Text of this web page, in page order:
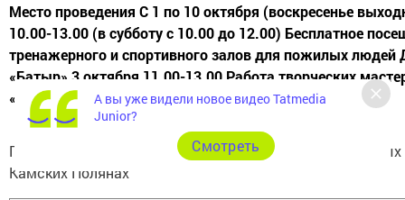
Место проведения С 1 по 10 октября (воскресенье
10.00-13.00 (в субботу с 10.00 до 12.00) Бесплатное
тренажерного и спортивного залов для пожилых
«Батыр» 3 октября 11.00-13.00 Работа творческих
«Золотые секреты» Здание ЦТ...
Программа мероприятий Международного Дня
Камских Полянах
А вы уже видели новое видео Tatmedia
Junior?
Cмотреть